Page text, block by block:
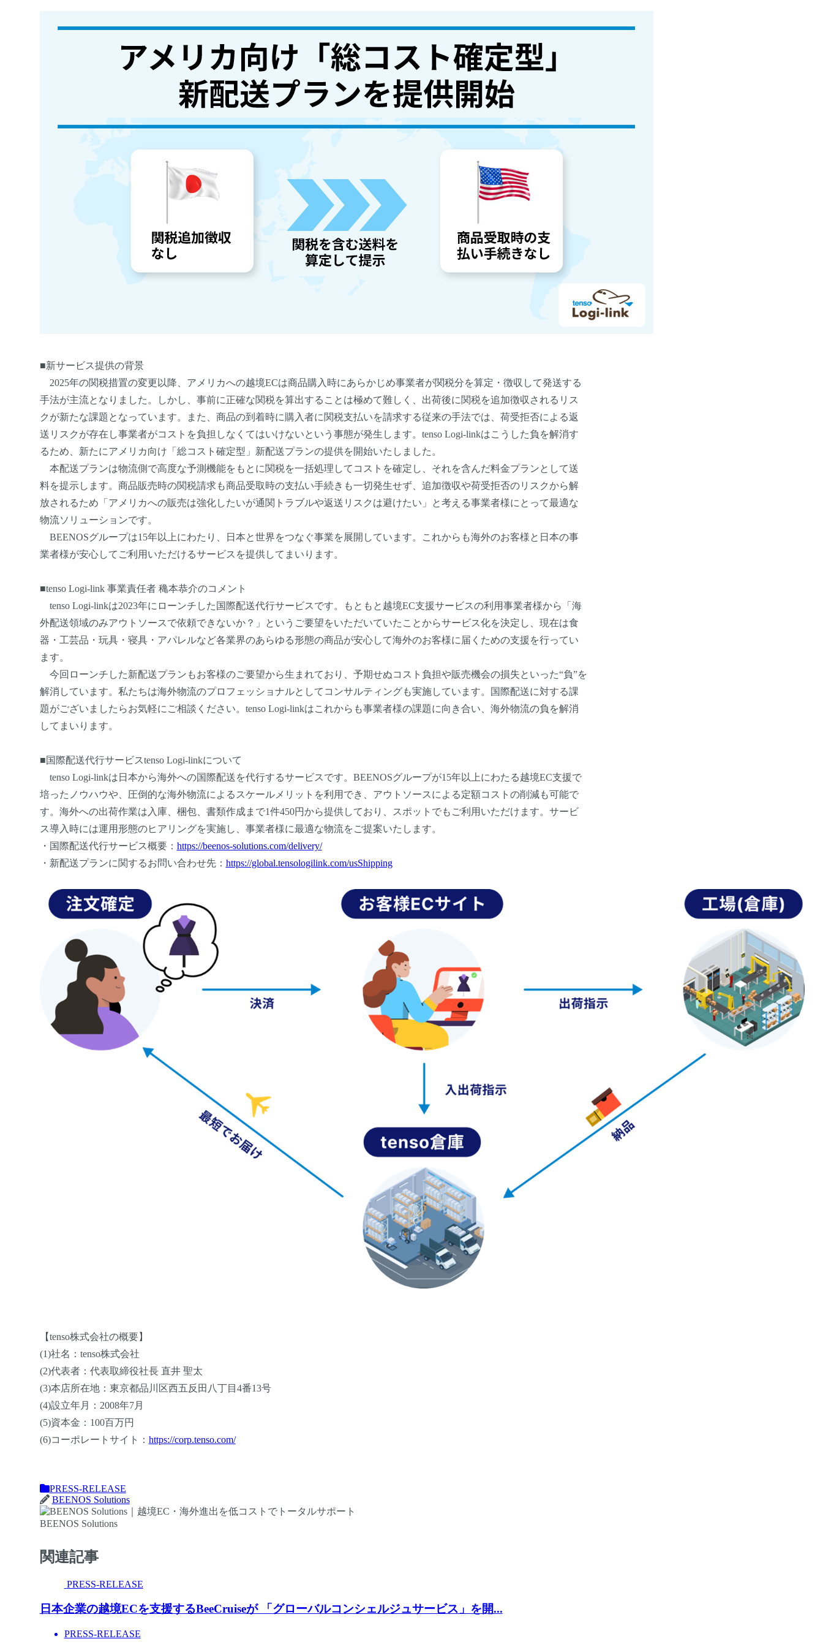
■新サービス提供の背景
2025年の関税措置の変更以降、アメリカへの越境ECは商品購入時にあらかじめ事業者が関税分を算定・徴収して発送する
手法が主流となりました。しかし、事前に正確な関税を算出することは極めて難しく、出荷後に関税を追加徴収されるリス
クが新たな課題となっています。また、商品の到着時に購入者に関税支払いを請求する従来の手法では、荷受拒否による返
送リスクが存在し事業者がコストを負担しなくてはいけないという事態が発生します。tenso Logi-linkはこうした負を解消す
るため、新たにアメリカ向け「総コスト確定型」新配送プランの提供を開始いたしました。
本配送プランは物流側で高度な予測機能をもとに関税を一括処理してコストを確定し、それを含んだ料金プランとして送
料を提示します。商品販売時の関税請求も商品受取時の支払い手続きも一切発生せず、追加徴収や荷受拒否のリスクから解
放されるため「アメリカへの販売は強化したいが通関トラブルや返送リスクは避けたい」と考える事業者様にとって最適な
物流ソリューションです。
BEENOSグループは15年以上にわたり、日本と世界をつなぐ事業を展開しています。これからも海外のお客様と日本の事
業者様が安心してご利用いただけるサービスを提供してまいります。
■tenso Logi-link 事業責任者 穐本恭介のコメント
tenso Logi-linkは2023年にローンチした国際配送代行サービスです。もともと越境EC支援サービスの利用事業者様から「海
外配送領域のみアウトソースで依頼できないか？」というご要望をいただいていたことからサービス化を決定し、現在は食
器・工芸品・玩具・寝具・アパレルなど各業界のあらゆる形態の商品が安心して海外のお客様に届くための支援を行ってい
ます。
今回ローンチした新配送プランもお客様のご要望から生まれており、予期せぬコスト負担や販売機会の損失といった“負”を
解消しています。私たちは海外物流のプロフェッショナルとしてコンサルティングも実施しています。国際配送に対する課
題がございましたらお気軽にご相談ください。tenso Logi-linkはこれからも事業者様の課題に向き合い、海外物流の負を解消
してまいります。
■国際配送代行サービスtenso Logi-linkについて
tenso Logi-linkは日本から海外への国際配送を代行するサービスです。BEENOSグループが15年以上にわたる越境EC支援で
培ったノウハウや、圧倒的な海外物流によるスケールメリットを利用でき、アウトソースによる定額コストの削減も可能で
す。海外への出荷作業は入庫、梱包、書類作成まで1件450円から提供しており、スポットでもご利用いただけます。サービ
ス導入時には運用形態のヒアリングを実施し、事業者様に最適な物流をご提案いたします。
・国際配送代行サービス概要： https://beenos-solutions.com/delivery/
・新配送プランに関するお問い合わせ先： https://global.tensologilink.com/usShipping
【tenso株式会社の概要】
(1)社名：tenso株式会社
(2)代表者：代表取締役社長 直井 聖太
(3)本店所在地：東京都品川区西五反田八丁目4番13号
(4)設立年月：2008年7月
(5)資本金：100百万円
(6)コーポレートサイト： https://corp.tenso.com/
PRESS-RELEASE
BEENOS Solutions
BEENOS Solutions
関連記事
PRESS-RELEASE
日本企業の越境ECを支援するBeeCruiseが 「グローバルコンシェルジュサービス」を開...
PRESS-RELEASE